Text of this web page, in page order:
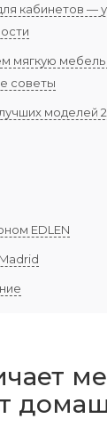
кабинетов —
мягкую мебель
советы
моделей
EDLEN